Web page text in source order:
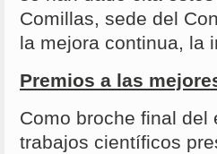
Comillas, sede del
la mejora continua, la
Premios a las
Como broche final
trabajos científicos